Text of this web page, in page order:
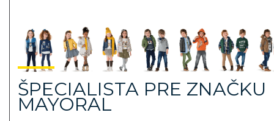
ŠPECIALISTA PRE ZNAČKU
MAYORAL